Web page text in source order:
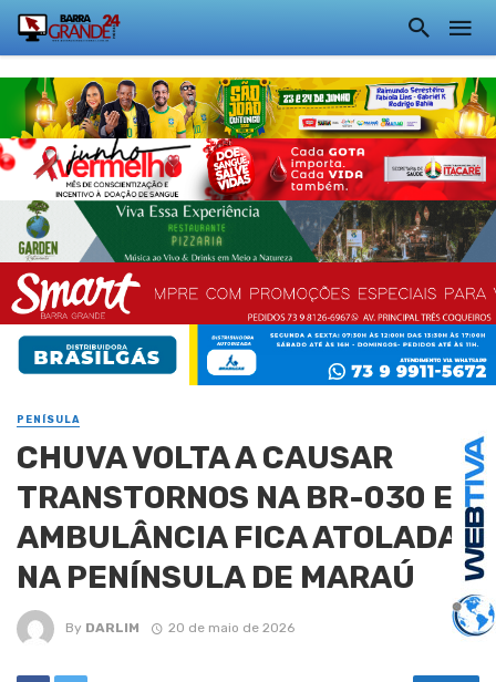
PENÍSULA
CHUVA VOLTA A CAUSAR
TRANSTORNOS NA BR-030 E
AMBULÂNCIA FICA ATOLADA
NA PENÍNSULA DE MARAÚ
By DARLIM 20 de maio de 2026